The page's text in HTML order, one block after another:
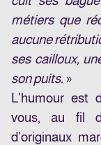
métiers que
aucune
ses cailloux,
son puits. »
L’humour est
vous, au fil
d’originaux